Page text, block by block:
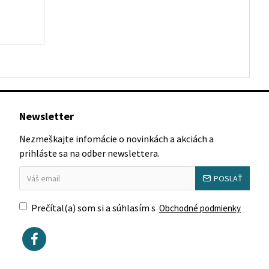
Newsletter
Nezmeškajte infomácie o novinkách a akciách a
prihláste sa na odber newslettera.
POSLAŤ
Prečítal(a) som si a súhlasím s Obchodné podmienky